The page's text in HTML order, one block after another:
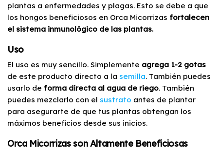
plantas a enfermedades y plagas. Esto se debe a que
los hongos beneficiosos en Orca Micorrizas fortalecen
el sistema inmunológico de las plantas.
Uso
El uso es muy sencillo. Simplemente agrega 1-2 gotas
de este producto directo a la semilla. También puedes
usarlo de forma directa al agua de riego. También
puedes mezclarlo con el sustrato antes de plantar
para asegurarte de que tus plantas obtengan los
máximos beneficios desde sus inicios.
Orca Micorrizas son Altamente Beneficiosas